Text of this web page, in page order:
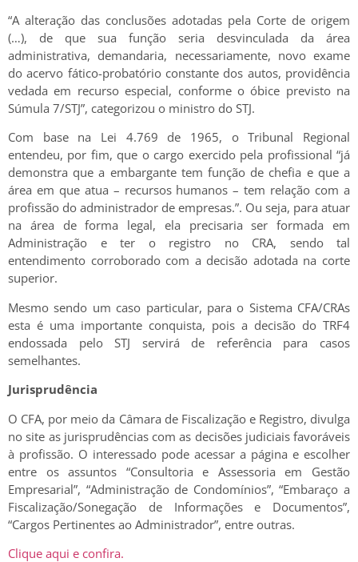
“A alteração das conclusões adotadas pela Corte de origem
(…), de que sua função seria desvinculada da área
administrativa, demandaria, necessariamente, novo exame
do acervo fático-probatório constante dos autos, providência
vedada em recurso especial, conforme o óbice previsto na
Súmula 7/STJ”, categorizou o ministro do STJ.
Com base na Lei 4.769 de 1965, o Tribunal Regional
entendeu, por fim, que o cargo exercido pela profissional “já
demonstra que a embargante tem função de chefia e que a
área em que atua – recursos humanos – tem relação com a
profissão do administrador de empresas.”. Ou seja, para atuar
na área de forma legal, ela precisaria ser formada em
Administração e ter o registro no CRA, sendo tal
entendimento corroborado com a decisão adotada na corte
superior.
Mesmo sendo um caso particular, para o Sistema CFA/CRAs
esta é uma importante conquista, pois a decisão do TRF4
endossada pelo STJ servirá de referência para casos
semelhantes.
Jurisprudência
O CFA, por meio da Câmara de Fiscalização e Registro, divulga
no site as jurisprudências com as decisões judiciais favoráveis
à profissão. O interessado pode acessar a página e escolher
entre os assuntos “Consultoria e Assessoria em Gestão
Empresarial”, “Administração de Condomínios”, “Embaraço a
Fiscalização/Sonegação de Informações e Documentos”,
“Cargos Pertinentes ao Administrador”, entre outras.
Clique aqui e confira.